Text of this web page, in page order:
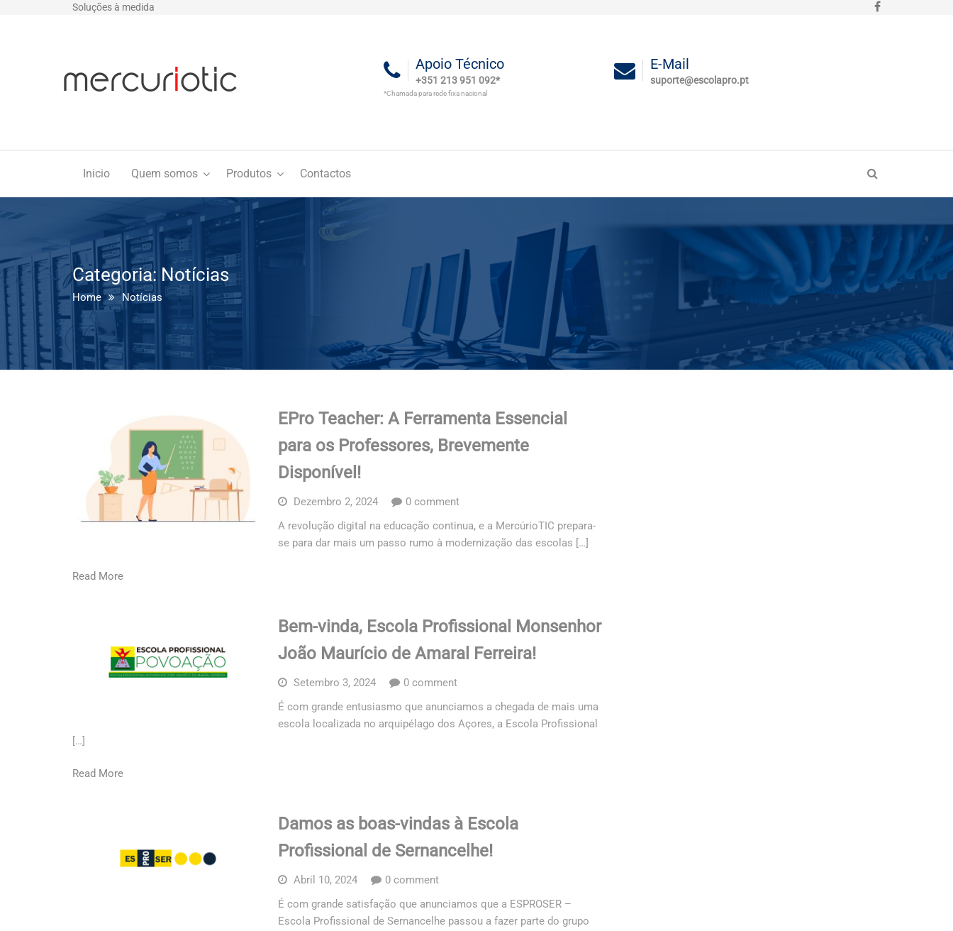
Soluções à medida
Apoio Técnico
+351 213 951 092*
*Chamada para rede fixa nacional
E-Mail
suporte@escolapro.pt
Inicio Quem somos Produtos Contactos
Categoria: Notícias
Home Notícias
EPro Teacher: A Ferramenta Essencial
para os Professores, Brevemente
Disponível!
Dezembro 2, 2024
0 comment
A revolução digital na educação continua, e a MercúrioTIC prepara-
se para dar mais um passo rumo à modernização das escolas […]
Read More
Bem-vinda, Escola Profissional Monsenhor
João Maurício de Amaral Ferreira!
Setembro 3, 2024
0 comment
É com grande entusiasmo que anunciamos a chegada de mais uma
escola localizada no arquipélago dos Açores, a Escola Profissional
[…]
Read More
Damos as boas-vindas à Escola
Profissional de Sernancelhe!
Abril 10, 2024
0 comment
É com grande satisfação que anunciamos que a ESPROSER –
Escola Profissional de Sernancelhe passou a fazer parte do grupo